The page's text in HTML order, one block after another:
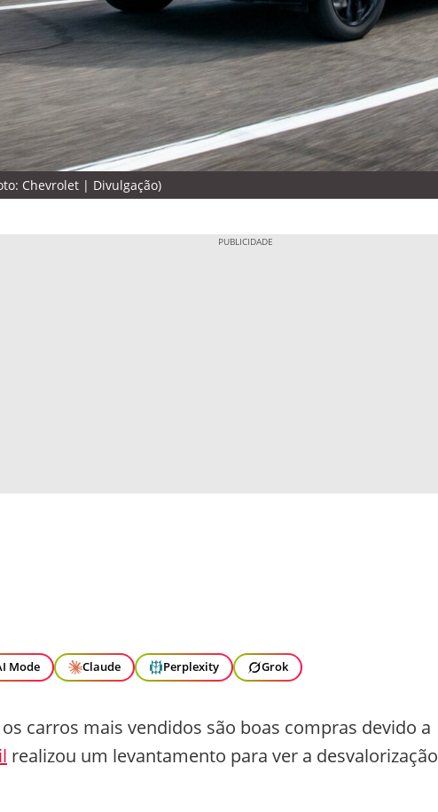
Chevrolet | Divulgação)
Mode Claude Perplexity Grok
carros mais vendidos são boas compras devido a
realizou um levantamento para ver a desvalorização